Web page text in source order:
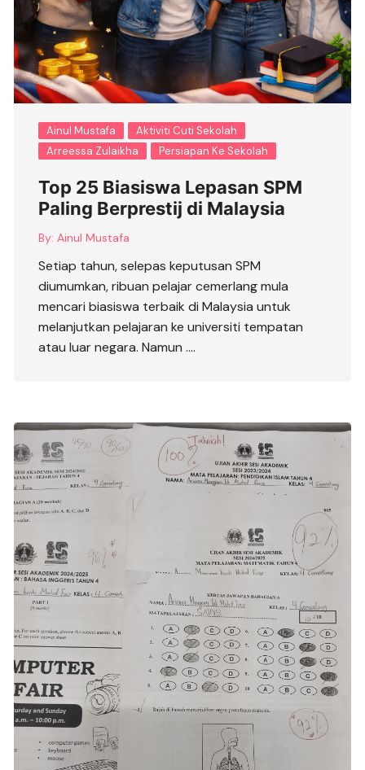
Ainul Mustafa
Aktiviti Cuti Sekolah
Arreessa Zulaikha
Persiapan Ke Sekolah
Top 25 Biasiswa Lepasan SPM
Paling Berprestij di Malaysia
By: Ainul Mustafa
Setiap tahun, selepas keputusan SPM
diumumkan, ribuan pelajar cemerlang mula
mencari biasiswa terbaik di Malaysia untuk
melanjutkan pelajaran ke universiti tempatan
atau luar negara. Namun ….